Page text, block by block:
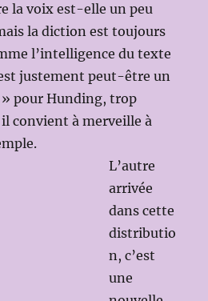
la voix est-elle un peu
la diction est toujours
l’intelligence du texte
justement peut-être un
pour Hunding, trop
convient à merveille à
L’autre
arrivée
dans cette
distributio
n, c’est
une